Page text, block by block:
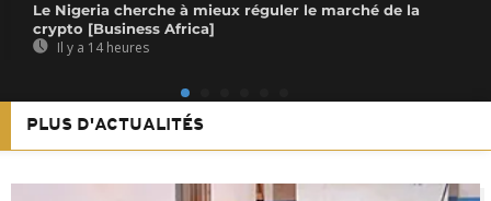
Le Nigeria cherche à mieux réguler le marché de la
crypto [Business Africa]
Il y a 14 heures
PLUS D'ACTUALITÉS